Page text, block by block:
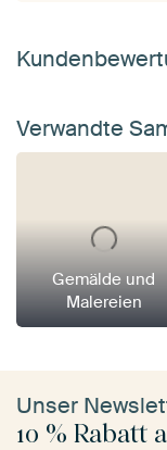
Verwandte
Gemälde und
Malereien
Unser
10 % Rabatt